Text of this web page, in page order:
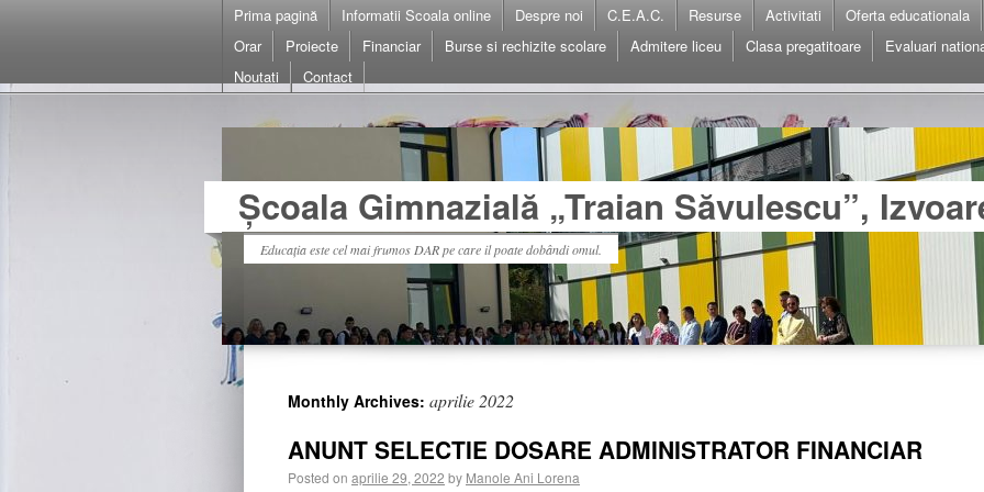
Prima pagină Informatii Scoala online Despre noi C.E.A.C. Resurse Activitati Oferta educationala
Orar
Proiecte Financiar Burse si rechizite scolare Admitere liceu Clasa pregatitoare Evaluari
Noutati
Contact
Școala Gimnazială „Traian Săvulescu”,
Educația este cel mai frumos DAR pe care il poate dobândi omul.
Monthly Archives: aprilie 2022
ANUNT SELECTIE DOSARE ADMINISTRATOR FINANCIAR
Posted on aprilie 29, 2022 by Manole Ani Lorena